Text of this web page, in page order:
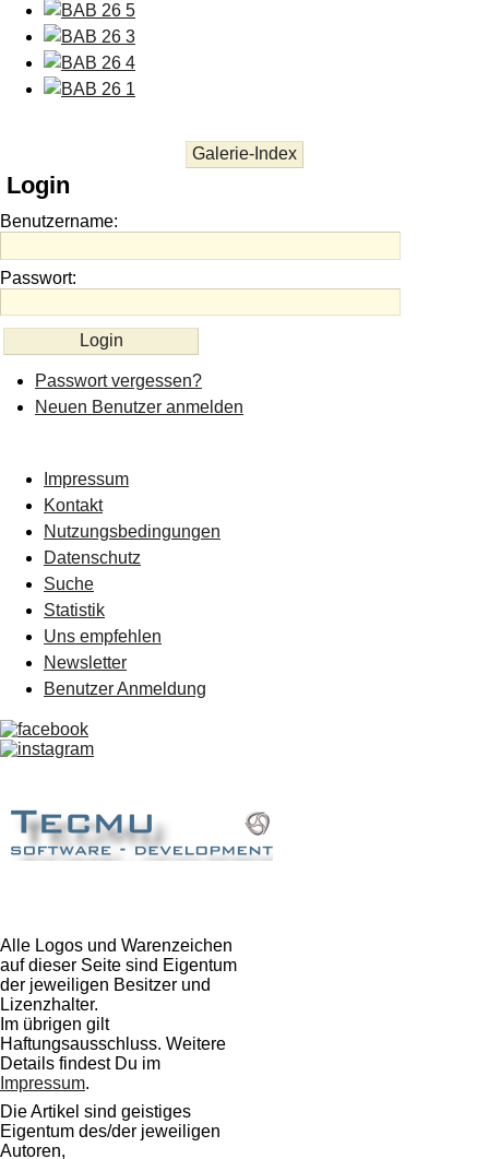
Galerie-Index
Login
Benutzername:
Passwort:
Passwort vergessen?
Neuen Benutzer anmelden
Impressum
Kontakt
Nutzungsbedingungen
Datenschutz
Suche
Statistik
Uns empfehlen
Newsletter
Benutzer Anmeldung
Alle Logos und Warenzeichen
auf dieser Seite sind Eigentum
der jeweiligen Besitzer und
Lizenzhalter.
Im übrigen gilt
Haftungsausschluss. Weitere
Details findest Du im
Impressum.
Die Artikel sind geistiges
Eigentum des/der jeweiligen
Autoren,